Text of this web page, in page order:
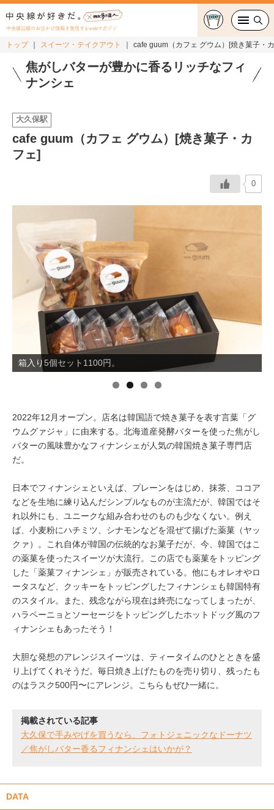
中央線沿線のお出かけ情報を発信するwebマガジン
グルメ・カフェ
おでかけ
ショッピング
連載
中央線フェス
イベント情報
おしらせ
駅から探す
トップ スイーツ・テイクアウト cafe guum（カフェ グウム）[焼き菓子・
焦がしバターが豊かに香るリッチなフィ
ナンシェ
大久保駅
cafe guum（カフェ グウム）[焼き菓子・カ
フェ]
0
箱入り5個セット1100円。
2022年12月オープン。店名は韓国語で焼き菓子を表す言葉「グ
ウムグァジャ」に由来する。北海道産発酵バターを使った焦がし
バターの風味豊かなフィナンシェが人気の韓国焼き菓子専門店
だ。
日本でフィナンシェといえば、プレーンをはじめ、抹茶、ココア
などを生地に練り込んだシンプルなものが主流だが、韓国ではそ
れ以外にも、ユニークな組み合わせのものも少なくない。例え
ば、小麦粉にハチミツ、シナモンなどを混ぜて揚げた薬菓（ヤッ
クァ）。これ自体が韓国の伝統的なお菓子だが、今、韓国ではこ
の薬菓を使ったスイーツが大流行。この店でも薬菓をトッピング
した「薬菓フィナンシェ」が販売されている。他にもオレオやロ
ータスなど、クッキーをトッピングしたフィナンシェも韓国特有
のスタイル。また、残念ながら現在は終売になってしまったが、
ハラペーニョとソーセージをトッピングしたホットドッグ風のフ
ィナンシェもあったそう！
大胆な発想のアレンジスイーツは、ティータイムのひとときを盛
り上げてくれそうだ。毎日焼き上げたものを売り切り、残ったも
のはラスク500円〜にアレンジ。こちらもぜひ一緒に。
掲載されている記事
大久保で手みやげを買うなら、フォトジェニックなドーナツ
／焦がしバター香るフィナンシェはいかが？
DATA